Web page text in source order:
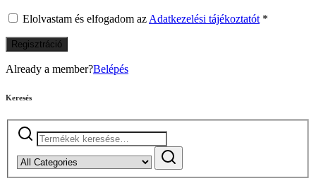
Elolvastam és elfogadom az Adatkezelési tájékoztatót *
Regisztráció
Already a member?Belépés
Keresés
Keresés
következőre: